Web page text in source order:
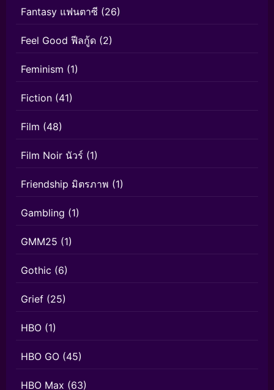
Fantasy แฟนตาซี (26)
Feel Good ฟีลกู้ด (2)
Feminism (1)
Fiction (41)
Film (48)
Film Noir นัวร์ (1)
Friendship มิตรภาพ (1)
Gambling (1)
GMM25 (1)
Gothic (6)
Grief (25)
HBO (1)
HBO GO (45)
HBO Max (63)